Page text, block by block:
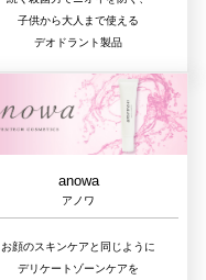
子供から大人まで使える
デオドラント製品
anowa
アノワ
お顔のスキンケアと同じように
デリケートゾーンケアを